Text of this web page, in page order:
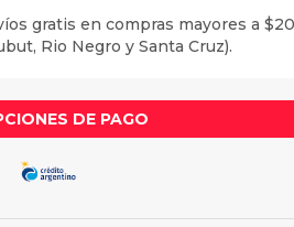
DE PAGO
gratis en compras mayores a
Rio Negro y Santa Cruz).